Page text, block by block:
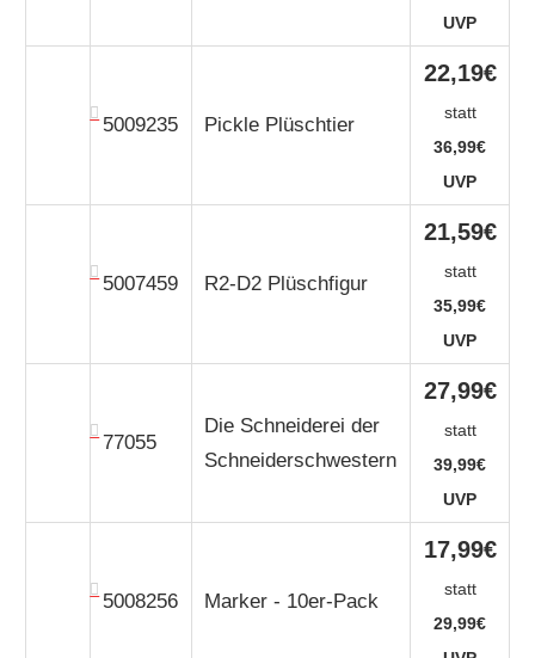
UVP
5009235 Pickle Plüschtier
22,19€
statt
36,99€
UVP
5007459 R2-D2 Plüschfigur
21,59€
statt
35,99€
UVP
77055
Die Schneiderei der
Schneiderschwestern
27,99€
statt
39,99€
UVP
5008256 Marker - 10er-Pack
17,99€
statt
29,99€